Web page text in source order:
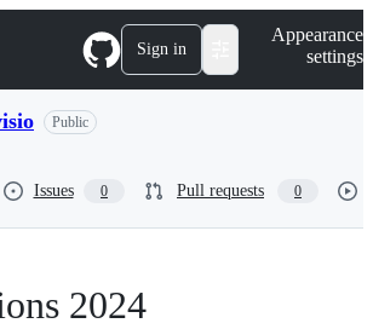
Sign in
Appearance
settings
Public
Issues 0 Pull requests 0
2024